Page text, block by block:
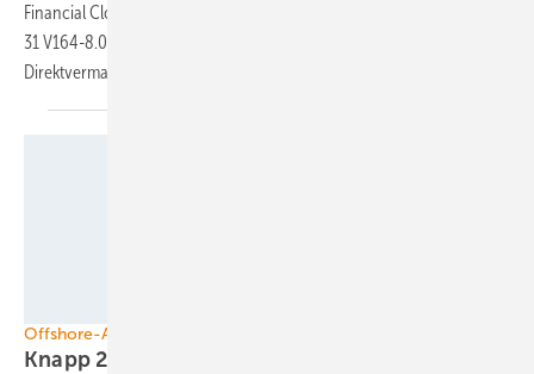
Financial Close verkündete, meldete Vestas den Auftragseingang über
31 V164-8.0 MW-Turbinen für den 252-MW-Windpark. Die
Direktvermarktung des Stromes soll Vattenfall
Offshore-Ausbau
Knapp 260 Megawatt neu am